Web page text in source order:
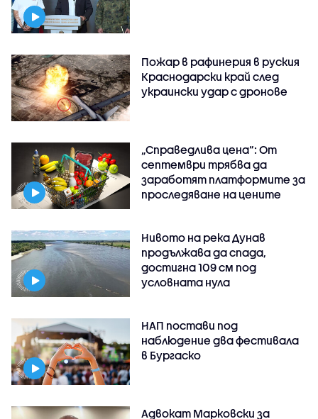
Пожар в рафинерия в руския
Краснодарски край след
украински удар с дронове
„Справедлива цена“: От
септември трябва да
заработят платформите за
проследяване на цените
Нивото на река Дунав
продължава да спада,
достигна 109 см под
условната нула
НАП постави под
наблюдение два фестивала
в Бургаско
Адвокат Марковски за